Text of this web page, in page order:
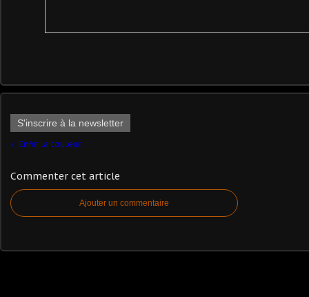
S'inscrire à la newsletter
Enfin la couleur...
Commenter cet article
Ajouter un commentaire